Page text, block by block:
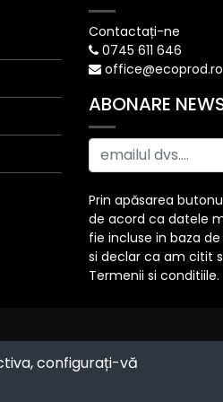
configurați-vă
Contactați-ne
0745 611 646
office@ecoprod.ro
ABONARE
Prin apăsarea
de acord ca datele
fie incluse in baza de
si declar ca am citit
Termenii si conditiile.